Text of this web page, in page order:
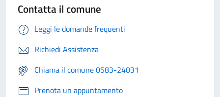
Contatta il comune
Leggi le domande frequenti
Richiedi Assistenza
Chiama il comune 0583-24031
Prenota un appuntamento